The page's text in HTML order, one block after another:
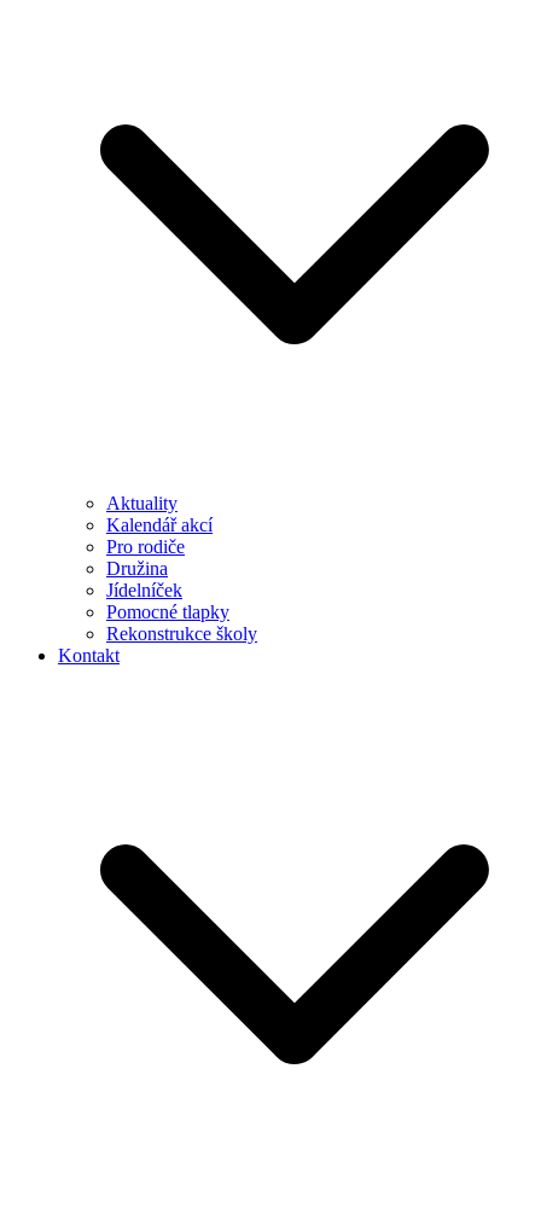
Aktuality
Kalendář akcí
Pro rodiče
Družina
Jídelníček
Pomocné tlapky
Rekonstrukce školy
Kontakt